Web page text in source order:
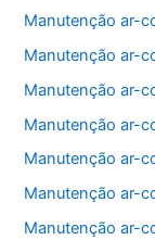
Manutenção ar-
Manutenção ar-
Manutenção ar-
Manutenção ar-
Manutenção ar-
Manutenção ar-
Manutenção ar-